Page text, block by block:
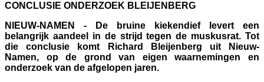
CONCLUSIE ONDERZOEK BLEIJENBERG
NIEUW-NAMEN - De bruine kiekendief levert een
belangrijk aandeel in de strijd tegen de muskusrat. Tot
die conclusie komt Richard Bleijenberg uit Nieuw-
Namen, op de grond van eigen waarnemingen en
onderzoek van de afgelopen jaren.